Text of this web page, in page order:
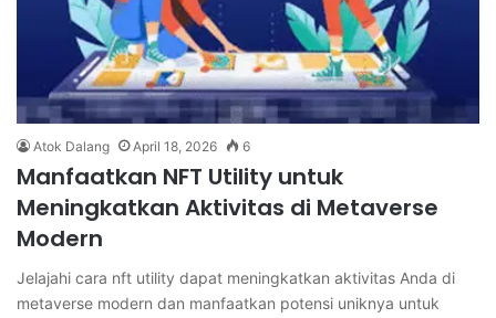
Atok Dalang April 18, 2026 6
Manfaatkan NFT Utility untuk
Meningkatkan Aktivitas di Metaverse
Modern
Jelajahi cara nft utility dapat meningkatkan aktivitas Anda di
metaverse modern dan manfaatkan potensi uniknya untuk